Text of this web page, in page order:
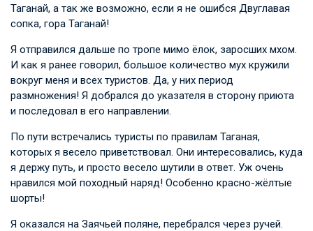
Таганай, а так же возможно, если я не ошибся Двуглавая
сопка, гора Таганай!
Я отправился дальше по тропе мимо ёлок, заросших мхом.
И как я ранее говорил, большое количество мух кружили
вокруг меня и всех туристов. Да, у них период
размножения! Я добрался до указателя в сторону приюта
и последовал в его направлении.
По пути встречались туристы по правилам Таганая,
которых я весело приветствовал. Они интересовались, куда
я держу путь, и просто весело шутили в ответ. Уж очень
нравился мой походный наряд! Особенно красно-жёлтые
шорты!
Я оказался на Заячьей поляне, перебрался через ручей.